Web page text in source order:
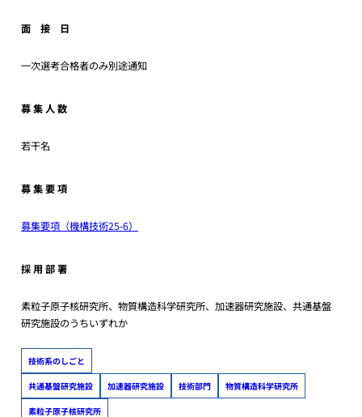
面 接 日
一次選考合格者のみ別途通知
募 集 人 数
若干名
募 集 要 項
募集要項（機構技術25-6）
採 用 部 署
素粒子原子核研究所、物質構造科学研究所、加速器研究施設、共通基盤
研究施設のうちいずれか
技術系のしごと
共通基盤研究施設 加速器研究施設 技術部門 物質構造科学研究所
素粒子原子核研究所